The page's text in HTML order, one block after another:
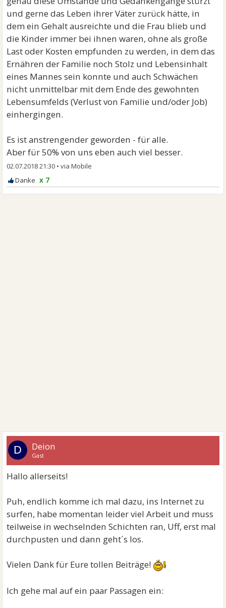
und gerne das Leben ihrer Väter zurück hätte, in
dem ein Gehalt ausreichte und die Frau blieb und
die Kinder immer bei ihnen waren, ohne als große
Last oder Kosten empfunden zu werden, in dem das
Ernähren der Familie noch Stolz und Lebensinhalt
eines Mannes sein konnte und auch Schwächen
nicht unmittelbar mit dem Ende des gewohnten
Lebensumfelds (Verlust von Familie und/oder Job)
einhergingen.
Es ist anstrengender geworden - für alle.
Aber für 50% von uns eben auch viel besser.
02.07.2018 21:30 •
x 7
D Deion
Gast
Hallo allerseits!
Puh, endlich komme ich mal dazu, ins Internet zu
surfen, habe momentan leider viel Arbeit und muss
teilweise in wechselnden Schichten ran, Uff, erst mal
durchpusten und dann geht´s los.
Vielen Dank für Eure tollen Beiträge!
Ich gehe mal auf ein paar Passagen ein: